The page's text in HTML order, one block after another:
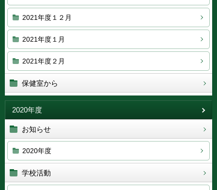
2021年度１２月
2021年度１月
2021年度２月
保健室から
2020年度
お知らせ
2020年度
学校活動